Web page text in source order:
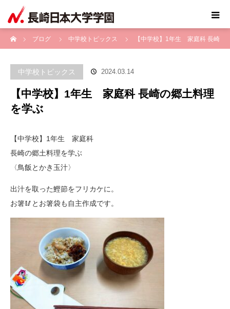
ブログ
中学校トピックス 【中学校】1年生 家庭科 長崎
中学校トピックス 2024.03.14
【中学校】1年生 家庭科 長崎の郷土料理
を学ぶ
【中学校】1年生 家庭科
長崎の郷土料理を学ぶ
〈鳥飯とかき玉汁〉
出汁を取った鰹節をフリカケに。
お箸🥢とお箸袋も自主作成です。